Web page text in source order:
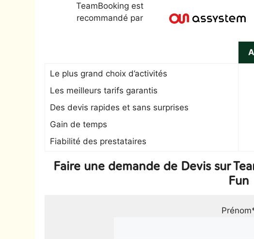
TeamBooking est
recommandé par
Le plus grand choix d’activités
Les meilleurs tarifs garantis
Des devis rapides et sans surprises
Gain de temps
Fiabilité des prestataires
Faire une demande de Devis sur
Fun